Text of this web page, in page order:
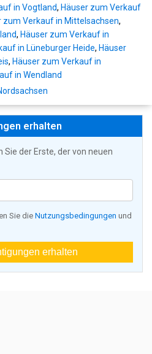
in Vogtland, Häuser zum Verkauf
zum Verkauf in Mittelsachsen,
, Häuser zum Verkauf in
in Lüneburger Heide, Häuser
, Häuser zum Verkauf in
in Wendland
erhalten
Sie der Erste, der von neuen
Sie die Nutzungsbedingungen und
erhalten